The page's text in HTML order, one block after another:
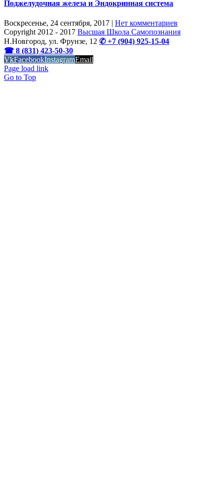
Поджелудочная железа и Эндокринная система
Воскресенье, 24 сентября, 2017 | Нет комментариев
Copyright 2012 - 2017 Высшая Школа Самопознания
Н.Новгород, ул. Фрунзе, 12 ✆ +7 (904) 925-15-04
☎ 8 (831) 423-50-30
VkFacebookInstagramEmail
Page load link
Go to Top